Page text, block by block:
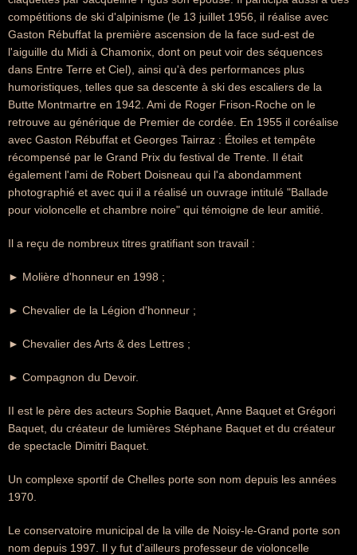
compétitions de ski d'alpinisme (le 13 juillet 1956, il réalise avec
Gaston Rébuffat la première ascension de la face sud-est de
l'aiguille du Midi à Chamonix, dont on peut voir des séquences
dans Entre Terre et Ciel), ainsi qu'à des performances plus
humoristiques, telles que sa descente à ski des escaliers de la
Butte Montmartre en 1942. Ami de Roger Frison-Roche on le
retrouve au générique de Premier de cordée. En 1955 il coréalise
avec Gaston Rébuffat et Georges Tairraz : Étoiles et tempête
récompensé par le Grand Prix du festival de Trente. Il était
également l'ami de Robert Doisneau qui l'a abondamment
photographié et avec qui il a réalisé un ouvrage intitulé "Ballade
pour violoncelle et chambre noire" qui témoigne de leur amitié.
Il a reçu de nombreux titres gratifiant son travail :
► Molière d'honneur en 1998 ;
► Chevalier de la Légion d'honneur ;
► Chevalier des Arts & des Lettres ;
► Compagnon du Devoir.
II est le père des acteurs Sophie Baquet, Anne Baquet et Grégori
Baquet, du créateur de lumières Stéphane Baquet et du créateur
de spectacle Dimitri Baquet.
Un complexe sportif de Chelles porte son nom depuis les années
1970.
Le conservatoire municipal de la ville de Noisy-le-Grand porte son
nom depuis 1997. Il y fut d'ailleurs professeur de violoncelle